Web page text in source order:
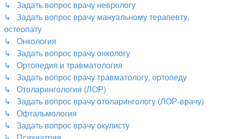
↳ Задать вопрос врачу неврологу
↳ Задать вопрос врачу мануальному терапевту,
остеопату
↳ Онкология
↳ Задать вопрос врачу онкологу
↳ Ортопедия и травматология
↳ Задать вопрос врачу травматологу, ортопеду
↳ Отоларингология (ЛОР)
↳ Задать вопрос врачу отоларингологу (ЛОР-врачу)
↳ Офтальмология
↳ Задать вопрос врачу окулисту